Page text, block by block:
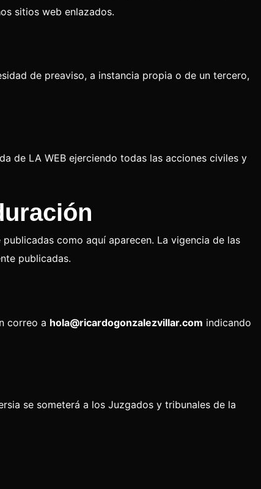
sitios web enlazados.
de preaviso, a instancia propia o de un tercero,
de LA WEB ejerciendo todas las acciones civiles y
como aquí aparecen. La vigencia de las
publicadas.
correo a hola@ricardogonzalezvillar.com indicando
se someterá a los Juzgados y tribunales de la